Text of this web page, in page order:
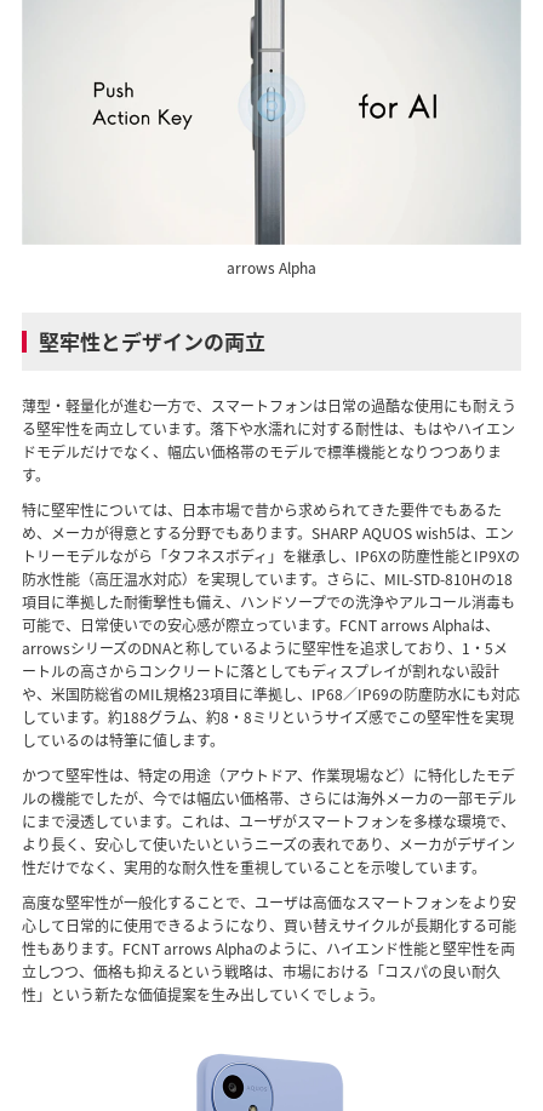
arrows Alpha
堅牢性とデザインの両立
薄型・軽量化が進む一方で、スマートフォンは日常の過酷な使用にも耐えう
る堅牢性を両立しています。落下や水濡れに対する耐性は、もはやハイエン
ドモデルだけでなく、幅広い価格帯のモデルで標準機能となりつつありま
す。
特に堅牢性については、日本市場で昔から求められてきた要件でもあるた
め、メーカが得意とする分野でもあります。SHARP AQUOS wish5は、エン
トリーモデルながら「タフネスボディ」を継承し、IP6Xの防塵性能とIP9Xの
防水性能（高圧温水対応）を実現しています。さらに、MIL-STD-810Hの18
項目に準拠した耐衝撃性も備え、ハンドソープでの洗浄やアルコール消毒も
可能で、日常使いでの安心感が際立っています。FCNT arrows Alphaは、
arrowsシリーズのDNAと称しているように堅牢性を追求しており、1・5メ
ートルの高さからコンクリートに落としてもディスプレイが割れない設計
や、米国防総省のMIL規格23項目に準拠し、IP68／IP69の防塵防水にも対応
しています。約188グラム、約8・8ミリというサイズ感でこの堅牢性を実現
しているのは特筆に値します。
かつて堅牢性は、特定の用途（アウトドア、作業現場など）に特化したモデ
ルの機能でしたが、今では幅広い価格帯、さらには海外メーカの一部モデル
にまで浸透しています。これは、ユーザがスマートフォンを多様な環境で、
より長く、安心して使いたいというニーズの表れであり、メーカがデザイン
性だけでなく、実用的な耐久性を重視していることを示唆しています。
高度な堅牢性が一般化することで、ユーザは高価なスマートフォンをより安
心して日常的に使用できるようになり、買い替えサイクルが長期化する可能
性もあります。FCNT arrows Alphaのように、ハイエンド性能と堅牢性を両
立しつつ、価格も抑えるという戦略は、市場における「コスパの良い耐久
性」という新たな価値提案を生み出していくでしょう。